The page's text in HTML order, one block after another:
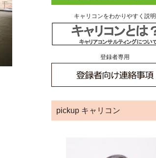
キャリコンをわかりやすく説明
登録者専用
pickup キャリコン